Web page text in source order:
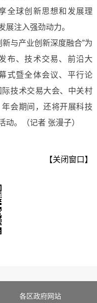
全球创新思想和发展理
展注入强劲动力。
与产业创新深度融合”为
布、技术交易、前沿大
式暨全体会议、平行论
技术交易大会、中关村
会期间，还将开展科技
动。（记者 张漫子）
【关闭窗口】
各区政府网站